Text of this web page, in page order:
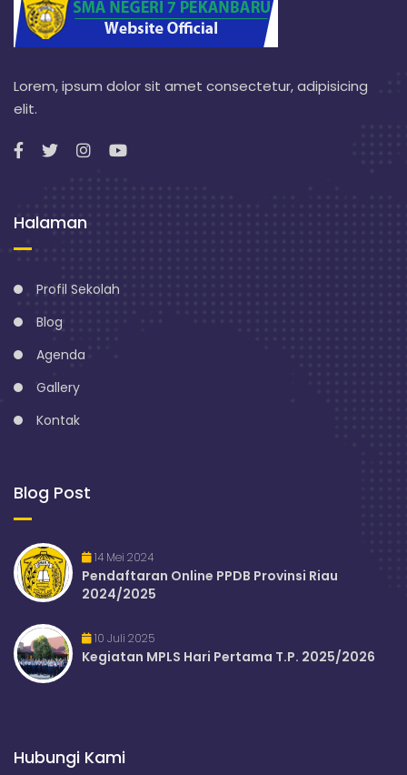
Lorem, ipsum dolor sit amet consectetur, adipisicing
elit.
Halaman
Profil Sekolah
Blog
Agenda
Gallery
Kontak
Blog Post
14 Mei 2024
Pendaftaran Online PPDB Provinsi Riau
2024/2025
10 Juli 2025
Kegiatan MPLS Hari Pertama T.P. 2025/2026
Hubungi Kami